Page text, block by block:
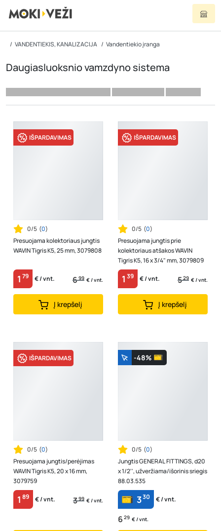
VANDENTIEKIS, KANALIZACIJA Vandentiekio įranga
Daugiasluoksnio vamzdyno sistema
IŠPARDAVIMAS
0/5 (0)
Presuojama kolektoriaus jungtis
WAVIN Tigris K5, 25 mm, 3079808
1 79 € / vnt. 699 € / vnt.
Į krepšelį
IŠPARDAVIMAS
0/5 (0)
Presuojama jungtis prie
kolektoriaus atšakos WAVIN
Tigris K5, 16 x 3/4" mm, 3079809
1 39 € / vnt. 529 € / vnt.
Į krepšelį
IŠPARDAVIMAS
0/5 (0)
Presuojama jungtis/perėjimas
WAVIN Tigris K5, 20 x 16 mm,
3079759
1 89 € / vnt. 399 € / vnt.
-48%
0/5 (0)
Jungtis GENERAL FITTINGS, d20
x 1/2'', užveržiama/išorinis sriegis
88.03.535
330 € / vnt.
6 29 € / vnt.